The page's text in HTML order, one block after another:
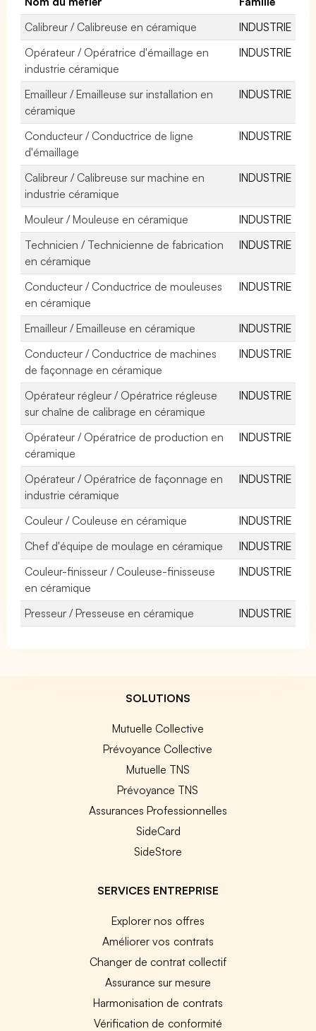
Calibreur / Calibreuse en céramique
INDUSTRIE
Opérateur / Opératrice d'émaillage en
industrie céramique
INDUSTRIE
Emailleur / Emailleuse sur installation en
céramique
INDUSTRIE
Conducteur / Conductrice de ligne
d'émaillage
INDUSTRIE
Calibreur / Calibreuse sur machine en
industrie céramique
INDUSTRIE
Mouleur / Mouleuse en céramique
INDUSTRIE
Technicien / Technicienne de fabrication
en céramique
INDUSTRIE
Conducteur / Conductrice de mouleuses
en céramique
INDUSTRIE
Emailleur / Emailleuse en céramique
INDUSTRIE
Conducteur / Conductrice de machines
de façonnage en céramique
INDUSTRIE
Opérateur régleur / Opératrice régleuse
sur chaîne de calibrage en céramique
INDUSTRIE
Opérateur / Opératrice de production en
céramique
INDUSTRIE
Opérateur / Opératrice de façonnage en
industrie céramique
INDUSTRIE
Couleur / Couleuse en céramique
INDUSTRIE
Chef d'équipe de moulage en céramique
INDUSTRIE
Couleur-finisseur / Couleuse-finisseuse
en céramique
INDUSTRIE
Presseur / Presseuse en céramique INDUSTRIE
SOLUTIONS
Mutuelle Collective
Prévoyance Collective
Mutuelle TNS
Prévoyance TNS
Assurances Professionnelles
SideCard
SideStore
SERVICES ENTREPRISE
Explorer nos offres
Améliorer vos contrats
Changer de contrat collectif
Assurance sur mesure
Harmonisation de contrats
Vérification de conformité